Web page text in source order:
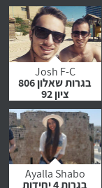
לחץ לצפייה
בהמלצה
Josh F-C
בגרות שאלון 806
ציון 92
לחץ לצפייה
בהמלצה
Ayalla Shabo
בגרות 4 יחידות